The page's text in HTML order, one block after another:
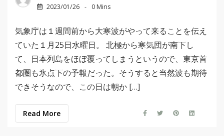
2023/01/26
0 Mins
気象庁は１週間前から大寒波がやって来ることを伝え
ていた１月25日水曜日。 北極から寒気団が南下し
て、日本列島をほぼ覆ってしまうというので、東京首
都圏も氷点下の予報だった。そうすると当然波も期待
できそうなので、この日は朝か […]
Read More